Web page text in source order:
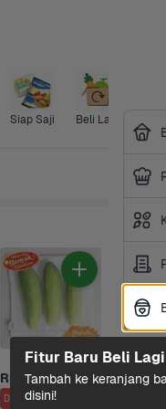
Siap Saji Beli Lagi
Rp14.500
Diskon s/d 8%
Fitur Baru Beli Lagi
Tambah ke keranjang
disini!